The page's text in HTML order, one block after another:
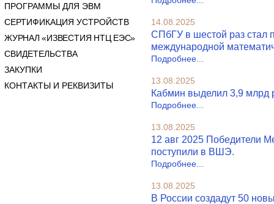
ПРОГРАММЫ ДЛЯ ЭВМ
СЕРТИФИКАЦИЯ УСТРОЙСТВ
ЖУРНАЛ «ИЗВЕСТИЯ НТЦ ЕЭС»
СВИДЕТЕЛЬСТВА
ЗАКУПКИ
КОНТАКТЫ И РЕКВИЗИТЫ
14.08.2025
СПбГУ в шестой раз стал
международной
Подробнее...
13.08.2025
Кабмин выделил 3,9 млрд
Подробнее...
13.08.2025
12 авг 2025 Победители
поступили в ВШЭ.
Подробнее...
13.08.2025
В России создадут 50